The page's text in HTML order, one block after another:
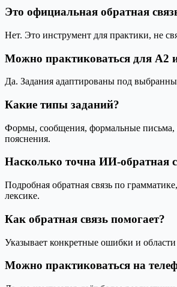
Это официальная обратная
Нет. Это инструмент для практики, не
Можно практиковаться для A2
Да. Задания адаптированы под
Какие типы заданий?
Формы, сообщения, формальные письма,
пояснения.
Насколько точна ИИ-обратная
Подробная обратная связь по
лексике.
Как обратная связь помогает?
Указывает конкретные ошибки и
Можно практиковаться на